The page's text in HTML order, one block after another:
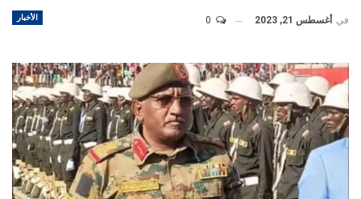
الأخبار في أغسطس 21, 2023